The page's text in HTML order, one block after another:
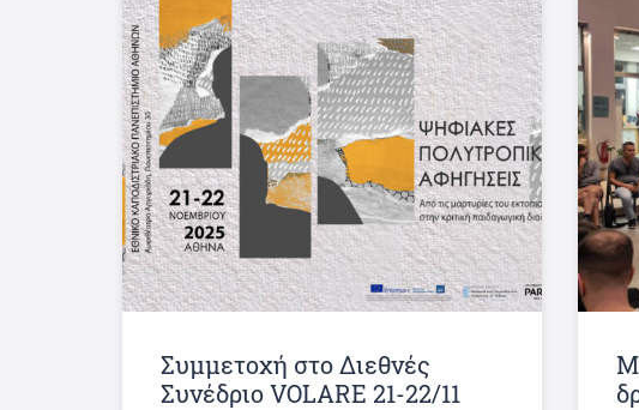
Συμμετοχή στο Διεθνές
Συνέδριο VOLARE 21-22/11